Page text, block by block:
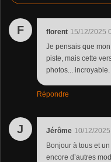
F florent 15/12/2025
Je pensais que
piste, mais cette
photos... incroyable.
Répondre
J Jérôme 10/12/
Bonjour à tous et
encore d’autres